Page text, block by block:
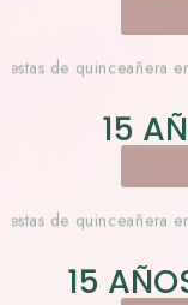
15
15